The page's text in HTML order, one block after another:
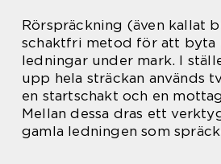
Rörspräckning (även kallat
schaktfri metod för att
ledningar under mark. I
upp hela sträckan används
en startschakt och en
Mellan dessa dras ett
gamla ledningen som